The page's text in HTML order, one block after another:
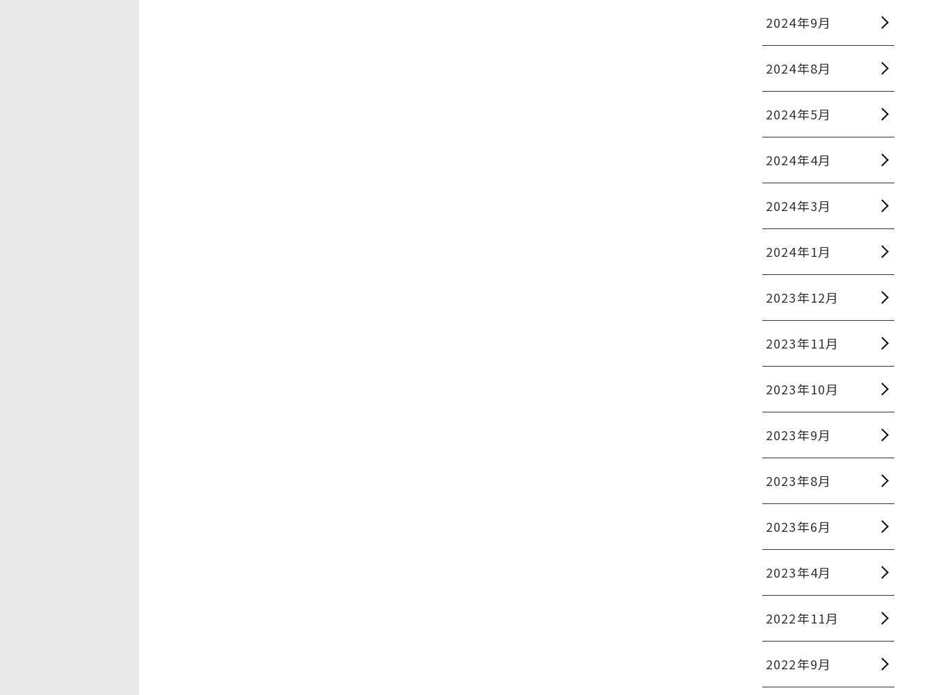
2024年9月
2024年8月
2024年5月
2024年4月
2024年3月
2024年1月
2023年12月
2023年11月
2023年10月
2023年9月
2023年8月
2023年6月
2023年4月
2022年11月
2022年9月